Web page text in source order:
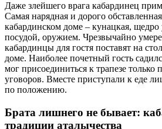
Даже злейшего врага кабардинец
Самая нарядная и дорого
кабардинском доме – кунацкая,
посудой, оружием. Чрезвычайно
кабардинцы для гостя поставят на
доме. Наиболее почетный гость
мог присоединиться к трапезе только
уговоров. Вместе приступали к еде
по положению.
Брата лишнего не бывает:
традиции аталычества